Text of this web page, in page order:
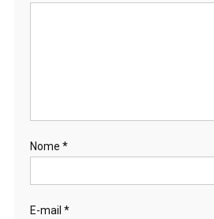
Nome *
E-mail *